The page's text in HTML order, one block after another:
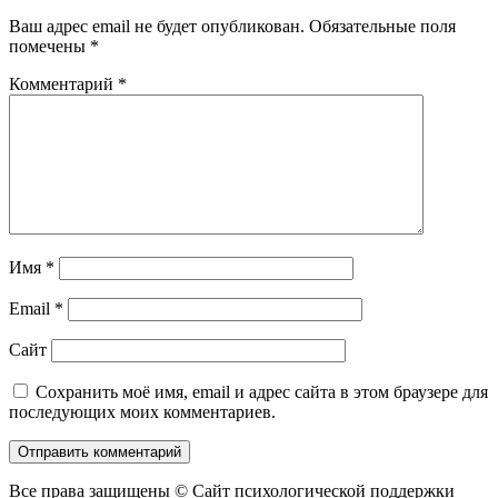
Ваш адрес email не будет опубликован. Обязательные поля
помечены *
Комментарий *
Имя *
Email *
Сайт
Сохранить моё имя, email и адрес сайта в этом браузере для
последующих моих комментариев.
Все права защищены © Сайт психологической поддержки